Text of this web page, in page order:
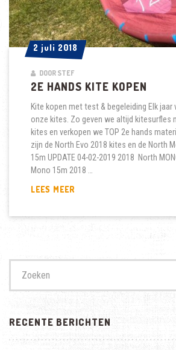
2 juli 2018
2 juli 2018
DOOR STEF
2E HANDS KITE KOPEN
Kite kopen met test & begeleiding Elk jaar
onze kites. Zo geven we altijd kitesurfles
kites en verkopen we TOP 2e hands
zijn de North Evo 2018 kites en de North
15m UPDATE 04-02-2019 2018 North
Mono 15m 2018 …
LEES MEER
naar:
RECENTE BERICHTEN